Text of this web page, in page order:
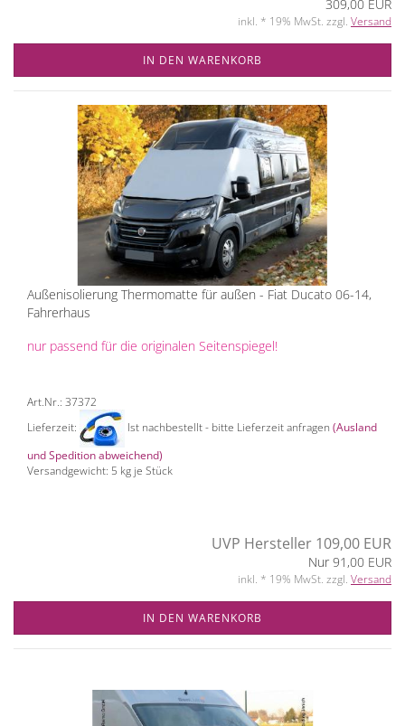
309,00 EUR
inkl. * 19% MwSt. zzgl. Versand
IN DEN WARENKORB
Außenisolierung Thermomatte für außen - Fiat Ducato 06-14,
Fahrerhaus
nur passend für die originalen Seitenspiegel!
Art.Nr.: 37372
Lieferzeit:
Ist nachbestellt - bitte Lieferzeit anfragen (Ausland
und Spedition abweichend)
Versandgewicht: 5 kg je Stück
UVP Hersteller 109,00 EUR
Nur 91,00 EUR
inkl. * 19% MwSt. zzgl. Versand
IN DEN WARENKORB